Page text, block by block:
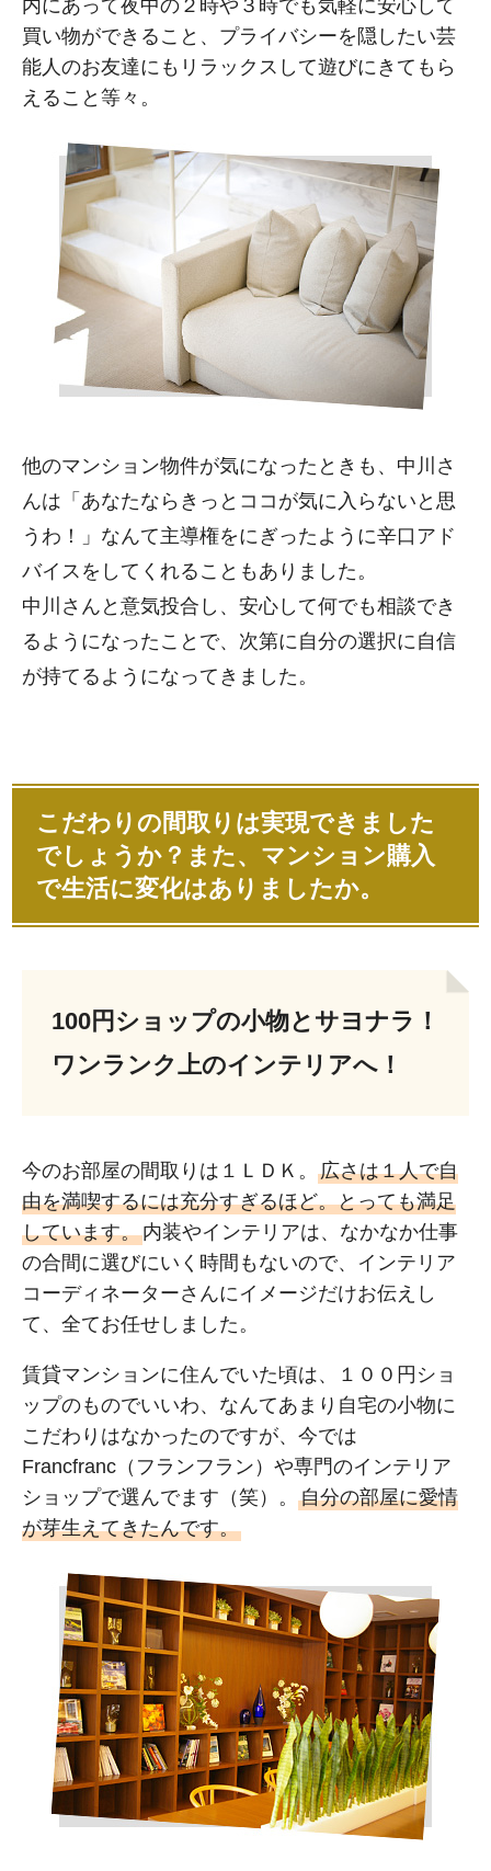
内にあって夜中の２時や３時でも気軽に安心して
買い物ができること、プライバシーを隠したい芸
能人のお友達にもリラックスして遊びにきてもら
えること等々。
他のマンション物件が気になったときも、中川さ
んは「あなたならきっとココが気に入らないと思
うわ！」なんて主導権をにぎったように辛口アド
バイスをしてくれることもありました。
中川さんと意気投合し、安心して何でも相談でき
るようになったことで、次第に自分の選択に自信
が持てるようになってきました。
こだわりの間取りは実現できました
でしょうか？また、マンション購入
で生活に変化はありましたか。
100円ショップの小物とサヨナラ！
ワンランク上のインテリアへ！
今のお部屋の間取りは１ＬＤＫ。 広さは１人で自
由を満喫するには充分すぎるほど。とっても満足
しています。内装やインテリアは、なかなか仕事
の合間に選びにいく時間もないので、インテリア
コーディネーターさんにイメージだけお伝えし
て、全てお任せしました。
賃貸マンションに住んでいた頃は、１００円ショ
ップのものでいいわ、なんてあまり自宅の小物に
こだわりはなかったのですが、今では
Francfranc（フランフラン）や専門のインテリア
ショップで選んでます（笑）。 自分の部屋に愛情
が芽生えてきたんです。